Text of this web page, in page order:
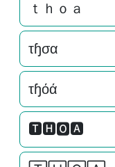
ｔｈｏａ
τɧσα
τɧόά
🆃🅷🅾🅰